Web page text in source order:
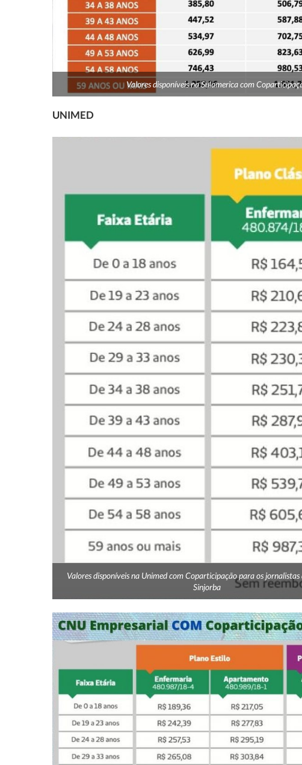
Valores disponíveis na Sulamerica com
UNIMED
Valores disponíveis na Unimed com Coparticipação para os jornalistas
Sinjorba